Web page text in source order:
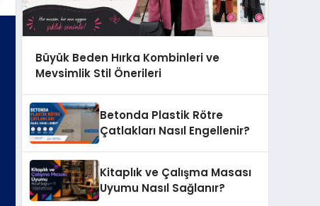
Büyük Beden Hırka Kombinleri ve
Mevsimlik Stil Önerileri
Betonda Plastik Rötre
Çatlakları Nasıl Engellenir?
Kitaplık ve Çalışma Masası
Uyumu Nasıl Sağlanır?